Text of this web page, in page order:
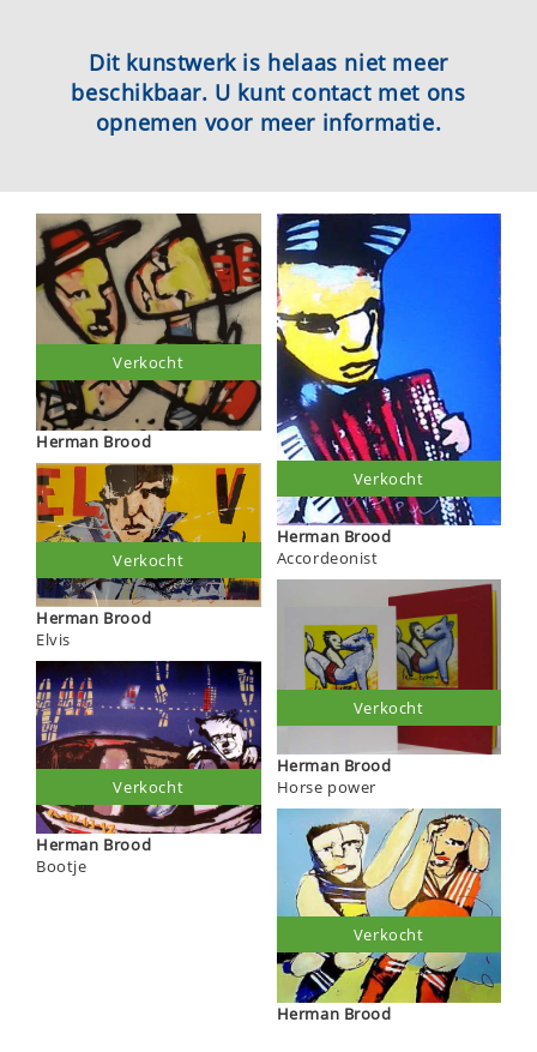
Dit kunstwerk is helaas niet meer
beschikbaar. U kunt contact met ons
opnemen voor meer informatie.
Herman Brood
Verkocht
Herman Brood
Elvis
Verkocht
Herman Brood
Bootje
Verkocht
Herman Brood
Accordeonist
Verkocht
Herman Brood
Horse power
Verkocht
Herman Brood
Verkocht